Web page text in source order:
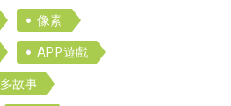
像素
APP遊戲
多故事